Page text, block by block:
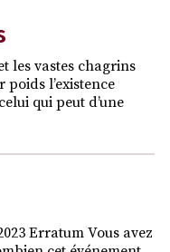
les vastes chagrins
l’existence
qui peut d’une
Erratum Vous avez